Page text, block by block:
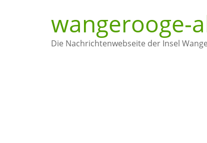
wangerooge-
Die Nachrichtenwebseite der Insel